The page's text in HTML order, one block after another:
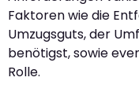
Faktoren wie die
Umzugsguts, der
benötigst, sowie
Rolle.